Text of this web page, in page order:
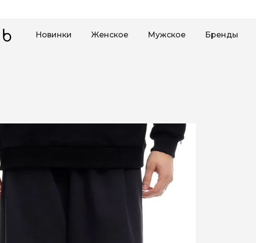
Новинки Женское Мужское Бренды